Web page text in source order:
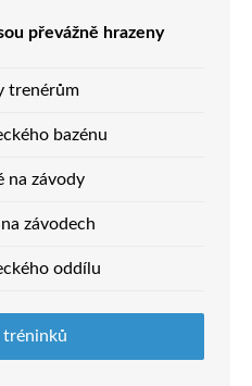
převážně hrazeny
trenérům
bazénu
na závody
závodech
oddílu
tréninků